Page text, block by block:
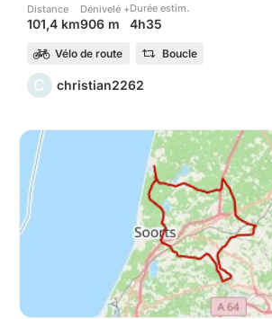
Distance
101,4 km
Dénivelé +
906 m
Durée estim.
4h35
Vélo de route Boucle
C christian2262